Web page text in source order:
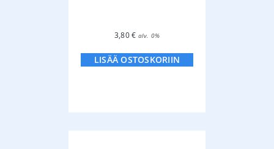
3,80€ alv. 0%
LISÄÄ OSTOSKORIIN